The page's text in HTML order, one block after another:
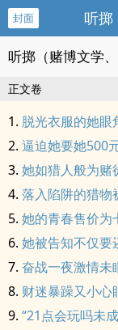
封面 听掷
听掷（赌博文学
正文卷
脱光衣服的她眼
逼迫她要她500
她如猎人般为赌
落入陷阱的猎物
她的青春售价为
她被告知不仅要
奋战一夜激情未
财迷暴躁又小心
“21点会玩吗未